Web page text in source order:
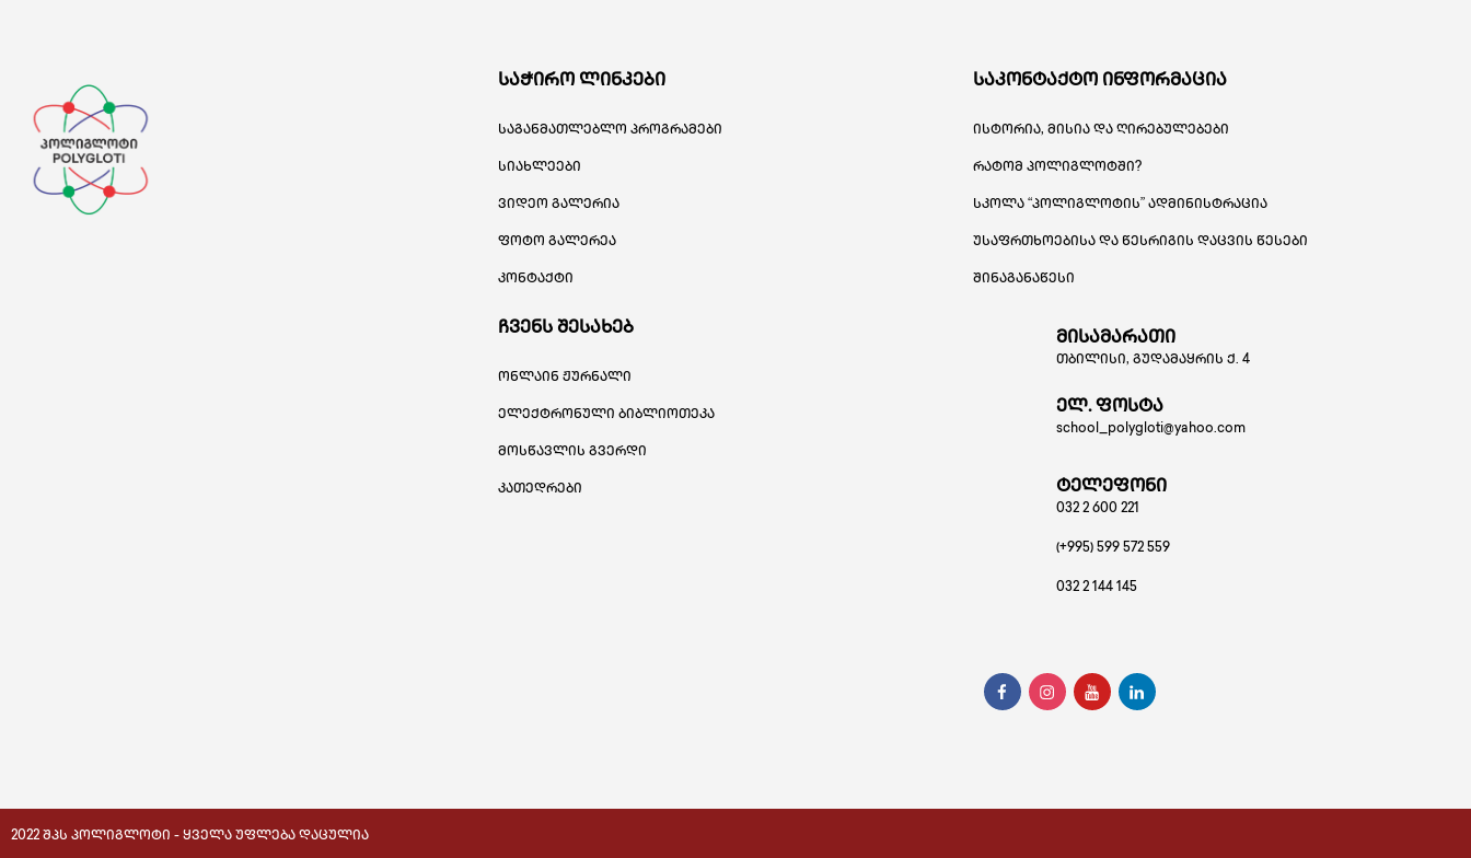
საჭირო ლინკები
საგანმათლებლო პროგრამები
სიახლეები
ვიდეო გალერია
ფოტო გალერეა
კონტაქტი
ჩვენს შესახებ
ონლაინ ჟურნალი
ელექტრონული ბიბლიოთეკა
მოსწავლის გვერდი
კათედრები
საკონტაქტო ინფორმაცია
ისტორია, მისია და ღირებულებები
რატომ პოლიგლოტში?
სკოლა “პოლიგლოტის” ადმინისტრაცია
უსაფრთხოებისა და წესრიგის დაცვის წესები
შინაგანაწესი
მისამარათი
თბილისი, გუდამაყრის ქ. 4
ელ. ფოსტა
school_polygloti@yahoo.com
ტელეფონი
032 2 600 221
(+995) 599 572 559
032 2 144 145
2022 ᲨᲞᲡ ᲞᲝᲚᲘᲒᲚᲝᲢᲘ - ᲧᲕᲔᲚᲐ ᲣᲤᲚᲔᲑᲐ ᲓᲐᲪᲣᲚᲘᲐ